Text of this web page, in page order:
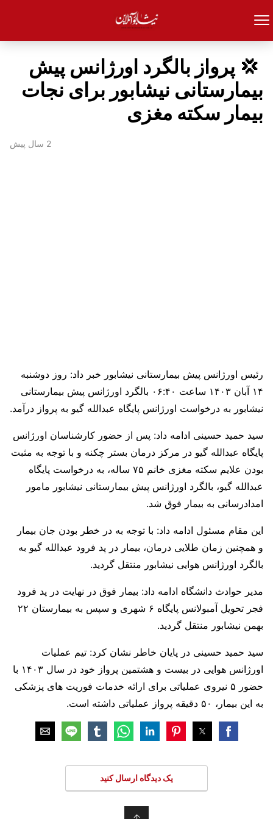
‍ 💢 پرواز بالگرد اورژانس پیش
بیمارستانی نیشابور برای نجات
بیمار سکته مغزی
2 سال پیش
رئیس اورژانس پیش بیمارستانی نیشابور خبر داد: روز دوشنبه
۱۴ آبان ۱۴۰۳ ساعت ۰۶:۴۰ بالگرد اورژانس پیش بیمارستانی
نیشابور به درخواست اورژانس پایگاه عبدالله گیو به پرواز درآمد.
سید حمید حسینی ادامه داد: پس از حضور کارشناسان اورژانس
پایگاه عبدالله گیو در مرکز درمان بستر چکنه و با توجه به مثبت
بودن علایم سکته مغزی خانم ۷۵ ساله، به درخواست پایگاه
عبدالله گیو، بالگرد اورژانس پیش بیمارستانی نیشابور مامور
امدادرسانی به بیمار فوق شد.
این مقام مسئول ادامه داد: با توجه به در خطر بودن جان بیمار
و همچنین زمان طلایی درمان، بیمار در پد فرود عبدالله گیو به
بالگرد اورژانس هوایی نیشابور منتقل گردید.
مدیر حوادث دانشگاه ادامه داد: بیمار فوق در نهایت در پد فرود
فجر تحویل آمبولانس پایگاه ۶ شهری و سپس به بیمارستان ۲۲
بهمن نیشابور منتقل گردید.
سید حمید حسینی در پایان خاطر نشان کرد: تیم عملیات
اورژانس هوایی در بیست و هشتمین پرواز خود در سال ۱۴۰۳ با
حضور ۵ نیروی عملیاتی برای ارائه خدمات فوریت های پزشکی
به این بیمار، ۵۰ دقیقه پرواز عملیاتی داشته است.
یک دیدگاه ارسال کنید